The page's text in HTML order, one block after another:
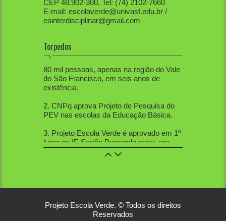
CEP 48.902-300, Tel: (74) 2102-7660
E-mail: escolaverde@univasf.edu.br /
eainterdisciplinar@gmail.com
Torpedos
1. PEV já mobilizou diretamente mais de
80 mil pessoas, apenas na região do Vale
do São Francisco, em seis anos de
existência.
2. CNPq aprova Projeto de Pesquisa do
PEV nas escolas da Educação Básica.
3. Projeto Escola Verde é aprovado em 1º
lugar no IF-Sertão Pernambucano, em
Edital de Extensão.
Workshop de Educação Ambiental, 2 na
Sebiovasf e 3 no Congresso Nacional de
Projeto Escola Verde. © Todos os direitos
Reservados